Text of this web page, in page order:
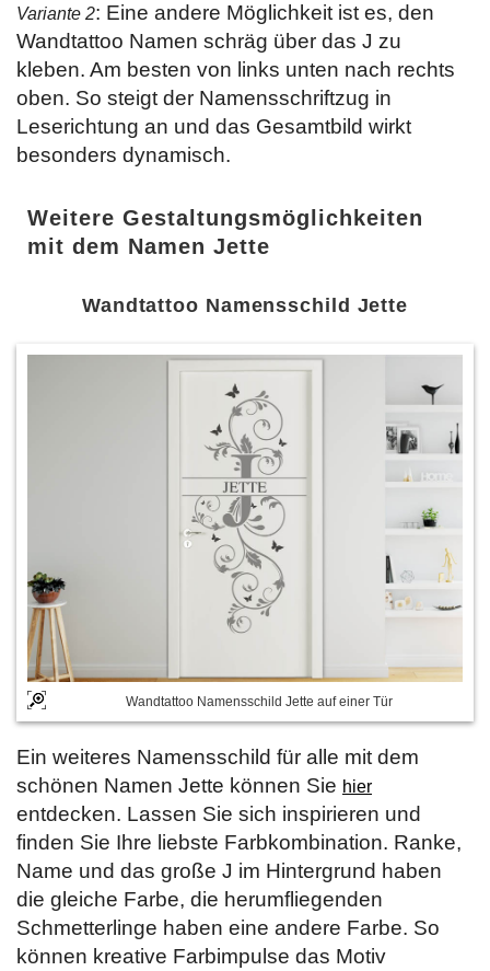
Variante 2: Eine andere Möglichkeit ist es, den
Wandtattoo Namen schräg über das J zu
kleben. Am besten von links unten nach rechts
oben. So steigt der Namensschriftzug in
Leserichtung an und das Gesamtbild wirkt
besonders dynamisch.
Weitere Gestaltungsmöglichkeiten
mit dem Namen Jette
Wandtattoo Namensschild Jette
Wandtattoo Namensschild Jette auf einer Tür
Ein weiteres Namensschild für alle mit dem
schönen Namen Jette können Sie hier
entdecken. Lassen Sie sich inspirieren und
finden Sie Ihre liebste Farbkombination. Ranke,
Name und das große J im Hintergrund haben
die gleiche Farbe, die herumfliegenden
Schmetterlinge haben eine andere Farbe. So
können kreative Farbimpulse das Motiv